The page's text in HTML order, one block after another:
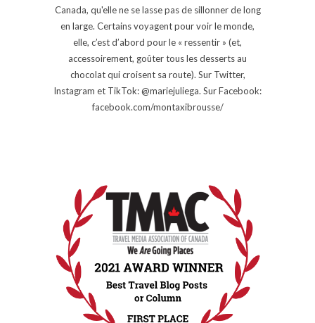
Canada, qu'elle ne se lasse pas de sillonner de long
en large. Certains voyagent pour voir le monde,
elle, c’est d’abord pour le « ressentir » (et,
accessoirement, goûter tous les desserts au
chocolat qui croisent sa route). Sur Twitter,
Instagram et TikTok: @mariejuliega. Sur Facebook:
facebook.com/montaxibrousse/